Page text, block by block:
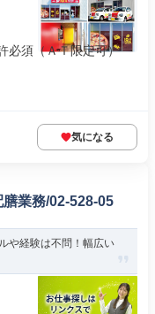
必須（ＡＴ限定可）
気になる
業務/02-528-05
や経験は不問！幅広い